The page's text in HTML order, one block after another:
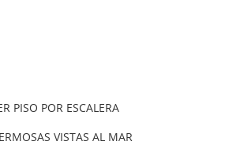
PISO POR ESCALERA
VISTAS AL MAR